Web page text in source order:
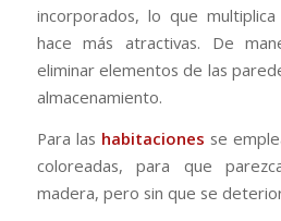
incorporados, lo que
hace más atractivas. De
eliminar elementos de las
almacenamiento.
Para las habitaciones se
coloreadas, para que
madera, pero sin que se